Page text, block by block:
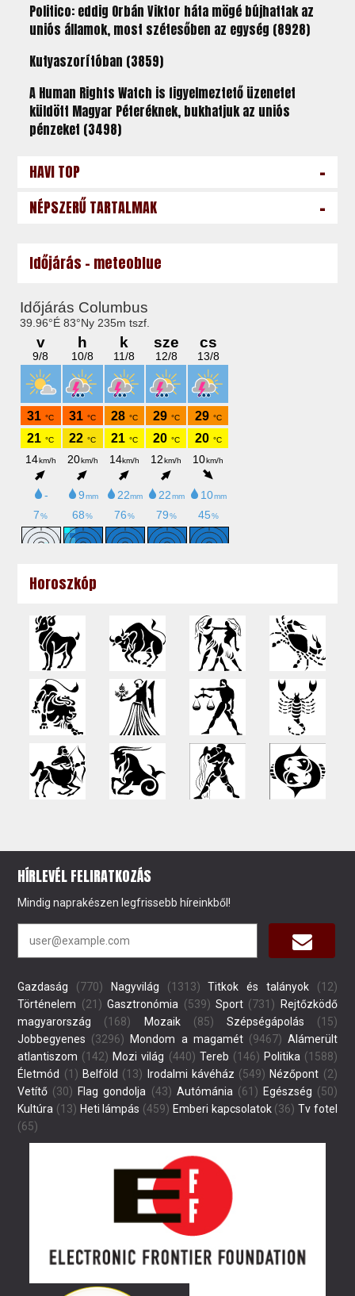
Politico: eddig Orbán Viktor háta mögé bújhattak az
uniós államok, most szétesőben az egység (8928)
Kutyaszorítóban (3859)
A Human Rights Watch is figyelmeztető üzenetet
küldött Magyar Péteréknek, bukhatjuk az uniós
pénzeket (3498)
HAVI TOP -
NÉPSZERŰ TARTALMAK -
Időjárás - meteoblue
Horoszkóp
HÍRLEVÉL FELIRATKOZÁS
Mindig naprakészen legfrissebb híreinkből!
Gazdaság (770) Nagyvilág (1313) Titkok és talányok(12)
Történelem (21) Gasztronómia (539) Sport(731)
Rejtőzködő
magyarország (168) Mozaik(85) Szépségápolás (15)
Jobbegyenes (3296) Mondom a magamét(9467) Alámerült
atlantiszom (142) Mozi világ (440) Tereb (146) Politika (1588)
Életmód (1) Belföld (13) Irodalmi kávéház (549) Nézőpont (2)
Vetítő (30) Flag gondolja (43) Autómánia (61) Egészség (50)
Kultúra (13) Heti lámpás (459) Emberi kapcsolatok(36) Tv fotel
(65)